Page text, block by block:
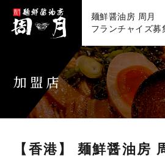
麺鮮醤油房 周月
フランチャイズ募
加盟店
【香港】 麺鮮醤油房